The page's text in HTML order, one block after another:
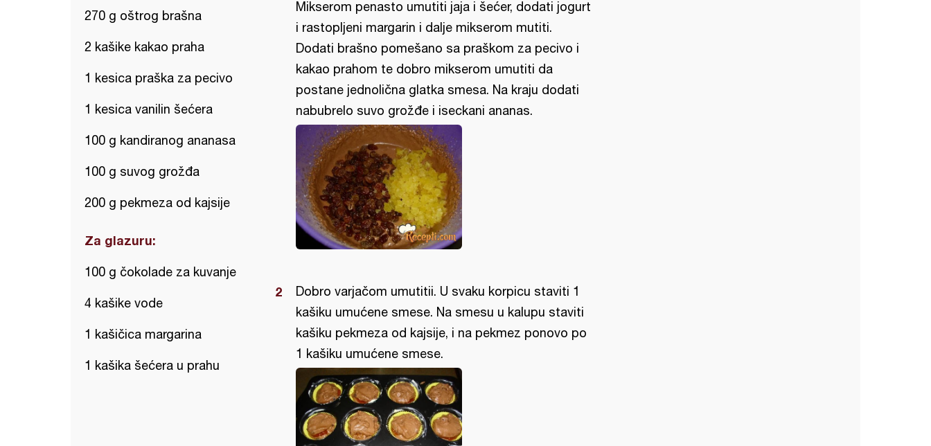
270 g oštrog brašna
2 kašike kakao praha
1 kesica praška za pecivo
1 kesica vanilin šećera
100 g kandiranog ananasa
100 g suvog grožđa
200 g pekmeza od kajsije
Za glazuru:
100 g čokolade za kuvanje
4 kašike vode
1 kašičica margarina
1 kašika šećera u prahu
Mikserom penasto umutiti jaja i šećer, dodati jogurt
i rastopljeni margarin i dalje mikserom mutiti.
Dodati brašno pomešano sa praškom za pecivo i
kakao prahom te dobro mikserom umutiti da
postane jednolična glatka smesa. Na kraju dodati
nabubrelo suvo grožđe i iseckani ananas.
Dobro varjačom umutitii. U svaku korpicu staviti 1
kašiku umućene smese. Na smesu u kalupu staviti
kašiku pekmeza od kajsije, i na pekmez ponovo po
1 kašiku umućene smese.